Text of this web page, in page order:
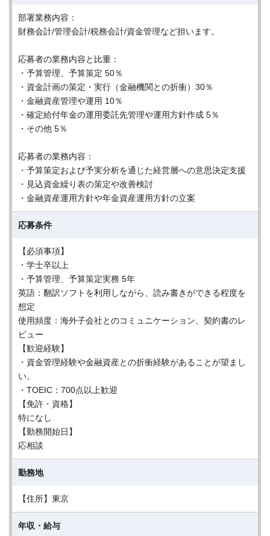
部署業務内容：
財務会計/管理会計/税務会計/資金管理など担います。
応募者の業務内容と比重：
・予算管理、予算策定 50％
・資金計画の策定・実行（金融機関との折衝）30％
・金融資産管理や運用 10％
・確定給付年金の運用委託先管理や運用方針作成 5％
・その他 5％
応募者の業務内容：
・予算策定および予実分析を通じた経営層への意思決定支援
・見込資金繰り表の策定や改善検討
・金融資産運用方針や年金資産運用方針の立案
応募条件
【必須事項】
・学士卒以上
・予算管理、予算策定実務 5年
英語：翻訳ソフトを利用しながら、読み書きができる程度を
想定
使用頻度：海外子会社とのコミュニケーション、契約書のレ
ビュー
【歓迎経験】
・資金管理経験や金融資産との折衝経験があることが望まし
い。
・TOEIC：700点以上歓迎
【免許・資格】
特になし
【勤務開始日】
応相談
勤務地
【住所】東京
年収・給与